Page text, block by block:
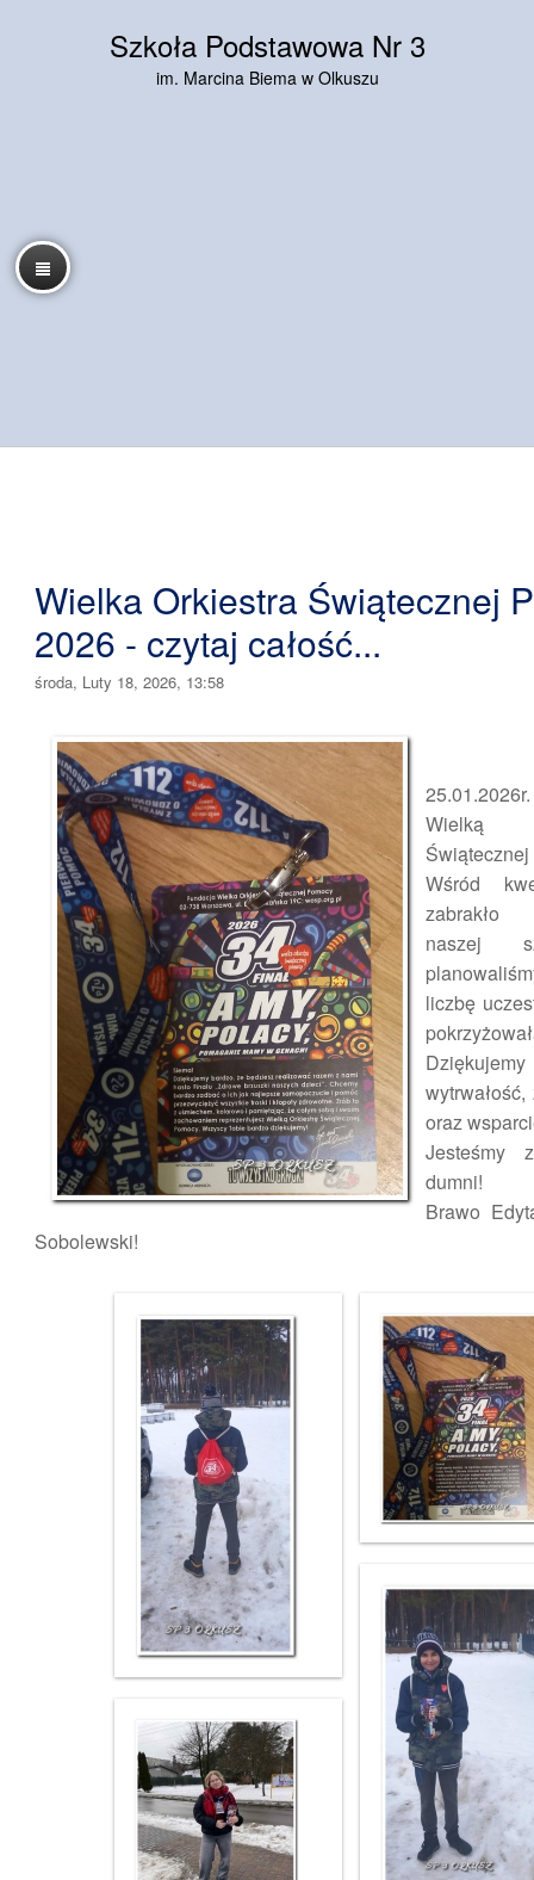
Szkoła Podstawowa Nr 3
im. Marcina Biema w Olkuszu
Wielka Orkiestra Świątecznej
2026 - czytaj całość...
środa, Luty 18, 2026, 13:58
Wielką
Wśród
zabrakło
naszej
liczbę
oraz
Jesteśmy
dumni!
Brawo
Sobolewski!